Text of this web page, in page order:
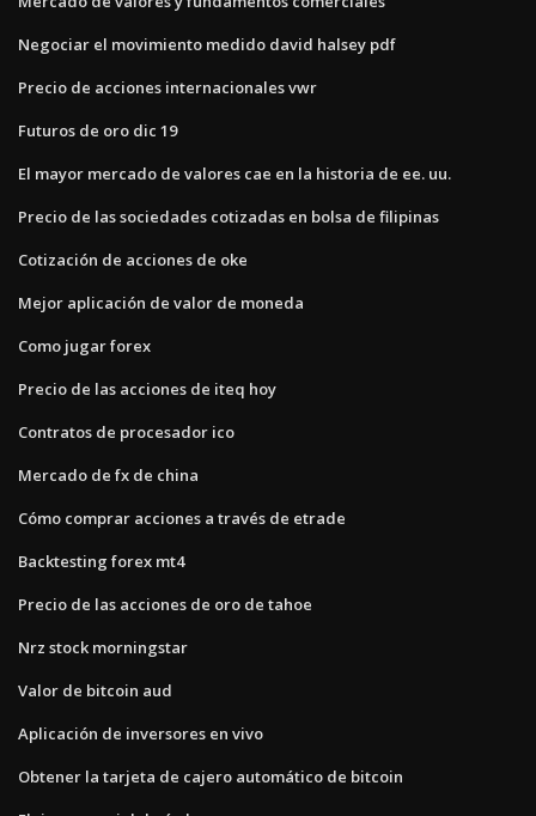
Negociar el movimiento medido david halsey pdf
Precio de acciones internacionales vwr
Futuros de oro dic 19
El mayor mercado de valores cae en la historia de ee. uu.
Precio de las sociedades cotizadas en bolsa de filipinas
Cotización de acciones de oke
Mejor aplicación de valor de moneda
Como jugar forex
Precio de las acciones de iteq hoy
Contratos de procesador ico
Mercado de fx de china
Cómo comprar acciones a través de etrade
Backtesting forex mt4
Precio de las acciones de oro de tahoe
Nrz stock morningstar
Valor de bitcoin aud
Aplicación de inversores en vivo
Obtener la tarjeta de cajero automático de bitcoin